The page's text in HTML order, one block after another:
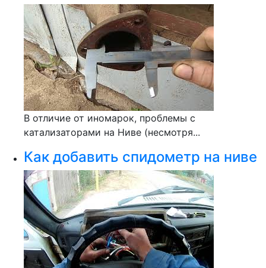
В отличие от иномарок, проблемы с
катализаторами на Ниве (несмотря...
Как добавить спидометр на ниве